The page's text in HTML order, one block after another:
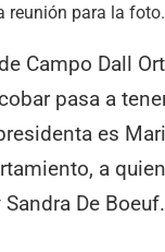
reunión para la foto.
Campo Dall
pasa a
es
a
De Boeuf.